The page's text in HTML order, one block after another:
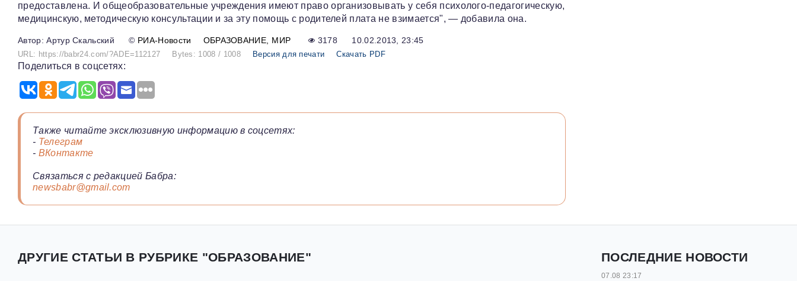
предоставлена. И общеобразовательные учреждения имеют право организовывать у себя психолого-педагогическую,
медицинскую, методическую консультации и за эту помощь с родителей плата не взимается", — добавила она.
Артур Скальский © РИА-Новости ОБРАЗОВАНИЕ МИР 3178 10.02.2013, 23:45
URL: https://babr24.com/?ADE=112127 Bytes: 1008 / 1008 Версия для печати Скачать PDF
Поделиться в соцсетях:
Также читайте эксклюзивную информацию в соцсетях:
- Телеграм
- ВКонтакте
Связаться с редакцией Бабра:
newsbabr@gmail.com
ДРУГИЕ СТАТЬИ В РУБРИКЕ "ОБРАЗОВАНИЕ" ПОСЛЕДНИЕ НОВОСТИ
07.08 23:17